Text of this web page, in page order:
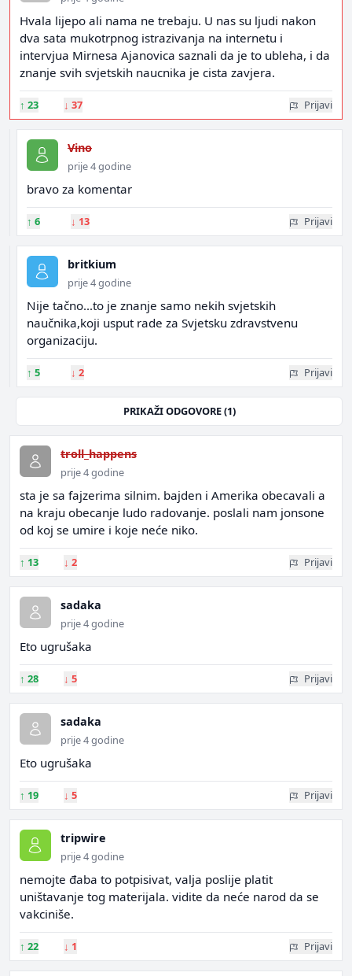
Hvala lijepo ali nama ne trebaju. U nas su ljudi nakon
dva sata mukotrpnog istrazivanja na internetu i
intervjua Mirnesa Ajanovica saznali da je to ubleha, i da
znanje svih svjetskih naucnika je cista zavjera.
↑ 23 ↓ 37 Prijavi
Vino
prije 4 godine
bravo za komentar
↑ 6 ↓ 13 Prijavi
britkium
prije 4 godine
Nije tačno...to je znanje samo nekih svjetskih
naučnika,koji usput rade za Svjetsku zdravstvenu
organizaciju.
↑ 5 ↓ 2 Prijavi
PRIKAŽI ODGOVORE (1)
troll_happens
prije 4 godine
sta je sa fajzerima silnim. bajden i Amerika obecavali a
na kraju obecanje ludo radovanje. poslali nam jonsone
od koj se umire i koje neće niko.
↑ 13 ↓ 2 Prijavi
sadaka
prije 4 godine
Eto ugrušaka
↑ 28 ↓ 5 Prijavi
sadaka
prije 4 godine
Eto ugrušaka
↑ 19 ↓ 5 Prijavi
tripwire
prije 4 godine
nemojte đaba to potpisivat, valja poslije platit
uništavanje tog materijala. vidite da neće narod da se
vakciniše.
↑ 22 ↓ 1 Prijavi